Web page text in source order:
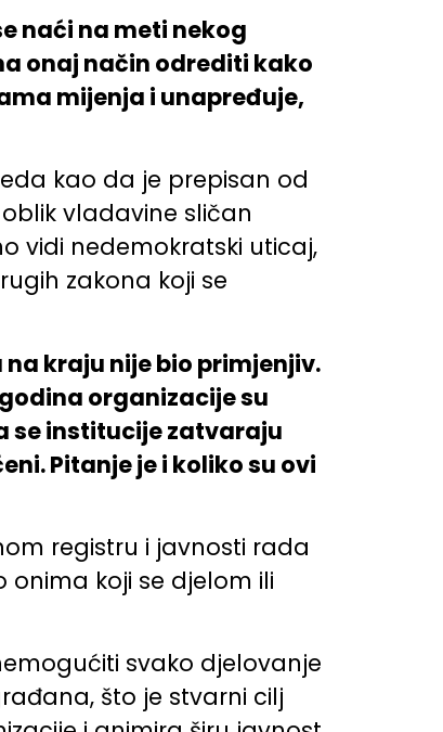
naći na meti nekog
onaj način odrediti kako
mijenja i unapređuje,
kao da je prepisan od
vladavine sličan
vidi nedemokratski uticaj,
zakona koji se
kraju nije bio primjenjiv.
organizacije su
se institucije zatvaraju
Pitanje je i koliko su ovi
registru i javnosti rada
onima koji se djelom ili
svako djelovanje
što je stvarni cilj